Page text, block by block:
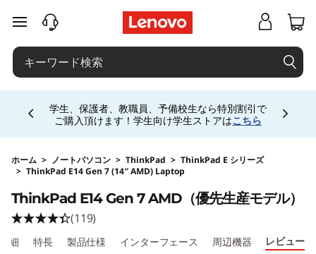
p
a
o
メインコンテンツにスキップする
学生、保護者、教職員、予備校生なら特別割引で
ご購入頂けます！学生向け学生ストアはこちら
ホーム > ノートパソコン > ThinkPad > ThinkPad E シリーズ
> ThinkPad E14 Gen 7 (14″ AMD) Laptop
ThinkPad E14 Gen 7 AMD（優先生産モデル）
(119)
細 特長 製品仕様 インターフェース 周辺機器 レビュー